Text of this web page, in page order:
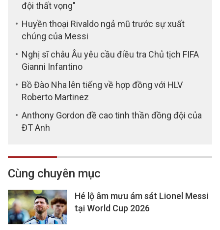
đội thất vọng"
Huyền thoại Rivaldo ngả mũ trước sự xuất
chúng của Messi
Nghị sĩ châu Âu yêu cầu điều tra Chủ tịch FIFA
Gianni Infantino
Bồ Đào Nha lên tiếng về hợp đồng với HLV
Roberto Martinez
Anthony Gordon đề cao tinh thần đồng đội của
ĐT Anh
Cùng chuyên mục
Hé lộ âm mưu ám sát Lionel Messi
tại World Cup 2026